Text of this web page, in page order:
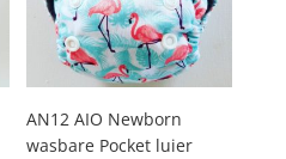
AN12 AIO Newborn
wasbare Pocket luier